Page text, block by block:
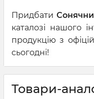
Придбати
каталозі нашого
продукцію з
сьогодні!
Товари-